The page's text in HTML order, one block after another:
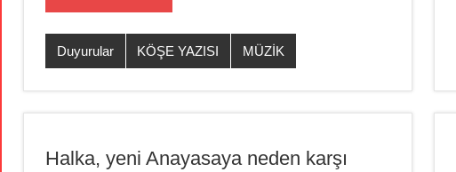
Duyurular KÖŞE YAZISI MÜZİK
Halka, yeni Anayasaya neden karşı